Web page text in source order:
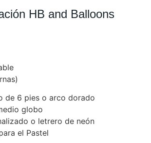
HB and Balloons
de 6 pies o arco dorado
globo
o letrero de neón
el Pastel